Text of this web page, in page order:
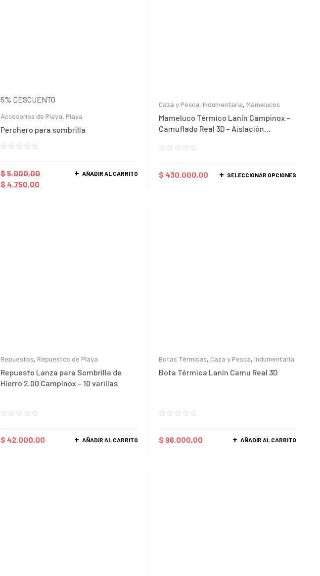
5% DESCUENTO
Accesorios de Playa, Playa
Perchero para sombrilla
$5.000,00
$ 4.750,00
AÑADIR AL CARRITO
Caza y Pesca, Indumentaria, Mamelucos
Mameluco Térmico Lanín Campinox –
Camuflado Real 3D – Aislación
$ 430.000,00 SELECCIONAR OPCIONES
Repuestos, Repuestos de Playa
Repuesto Lanza para Sombrilla de
Hierro 2.00 Campinox – 10 varillas
$ 42.000,00 AÑADIR AL CARRITO
Botas Térmicas, Caza y Pesca, Indumentaria
Bota Térmica Lanín Camu Real 3D
$ 96.000,00 AÑADIR AL CARRITO